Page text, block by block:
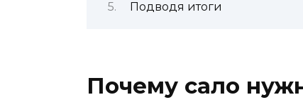
Подводя итоги
Почему сало